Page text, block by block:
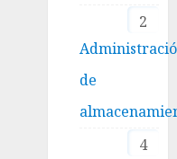
2
de
4